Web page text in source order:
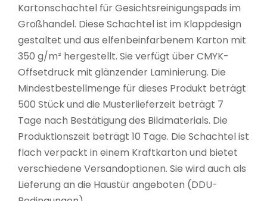
Kartonschachtel für Gesichtsreinigungspads im
Großhandel. Diese Schachtel ist im Klappdesign
gestaltet und aus elfenbeinfarbenem Karton mit
350 g/m² hergestellt. Sie verfügt über CMYK-
Offsetdruck mit glänzender Laminierung. Die
Mindestbestellmenge für dieses Produkt beträgt
500 Stück und die Musterlieferzeit beträgt 7
Tage nach Bestätigung des Bildmaterials. Die
Produktionszeit beträgt 10 Tage. Die Schachtel ist
flach verpackt in einem Kraftkarton und bietet
verschiedene Versandoptionen. Sie wird auch als
Lieferung an die Haustür angeboten (DDU-